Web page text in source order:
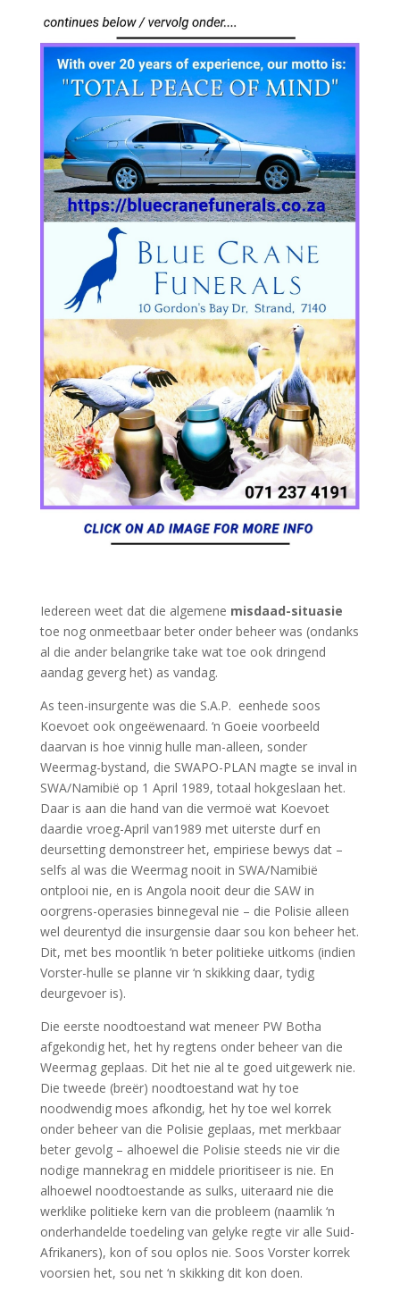
Iedereen weet dat die algemene misdaad-situasie
toe nog onmeetbaar beter onder beheer was (ondanks
al die ander belangrike take wat toe ook dringend
aandag geverg het) as vandag.
As teen-insurgente was die S.A.P. eenhede soos
Koevoet ook ongeëwenaard. ‘n Goeie voorbeeld
daarvan is hoe vinnig hulle man-alleen, sonder
Weermag-bystand, die SWAPO-PLAN magte se inval in
SWA/Namibië op 1 April 1989, totaal hokgeslaan het.
Daar is aan die hand van die vermoë wat Koevoet
daardie vroeg-April van1989 met uiterste durf en
deursetting demonstreer het, empiriese bewys dat –
selfs al was die Weermag nooit in SWA/Namibië
ontplooi nie, en is Angola nooit deur die SAW in
oorgrens-operasies binnegeval nie – die Polisie alleen
wel deurentyd die insurgensie daar sou kon beheer het.
Dit, met bes moontlik ‘n beter politieke uitkoms (indien
Vorster-hulle se planne vir ‘n skikking daar, tydig
deurgevoer is).
Die eerste noodtoestand wat meneer PW Botha
afgekondig het, het hy regtens onder beheer van die
Weermag geplaas. Dit het nie al te goed uitgewerk nie.
Die tweede (breër) noodtoestand wat hy toe
noodwendig moes afkondig, het hy toe wel korrek
onder beheer van die Polisie geplaas, met merkbaar
beter gevolg – alhoewel die Polisie steeds nie vir die
nodige mannekrag en middele prioritiseer is nie. En
alhoewel noodtoestande as sulks, uiteraard nie die
werklike politieke kern van die probleem (naamlik ‘n
onderhandelde toedeling van gelyke regte vir alle Suid-
Afrikaners), kon of sou oplos nie. Soos Vorster korrek
voorsien het, sou net ‘n skikking dit kon doen.